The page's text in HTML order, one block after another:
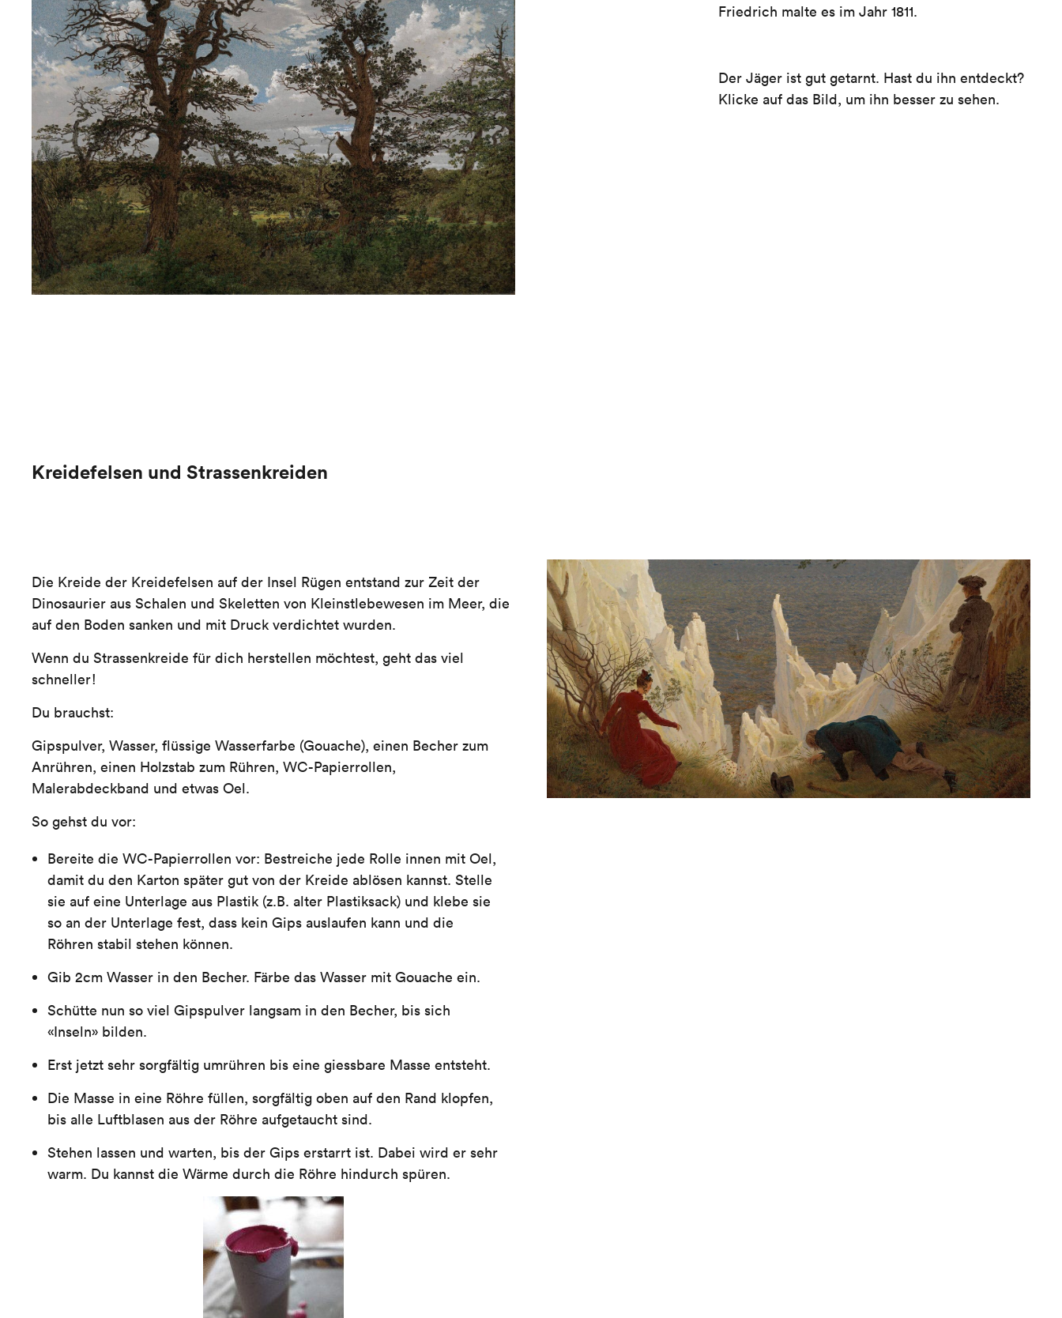
Friedrich malte es im Jahr 1811.
Der Jäger ist gut getarnt. Hast du ihn entdeckt?
Klicke auf das Bild, um ihn besser zu sehen.
Kreidefelsen und Strassenkreiden
Die Kreide der Kreidefelsen auf der Insel Rügen entstand zur Zeit der
Dinosaurier aus Schalen und Skeletten von Kleinstlebewesen im Meer, die
auf den Boden sanken und mit Druck verdichtet wurden.
Wenn du Strassenkreide für dich herstellen möchtest, geht das viel
schneller!
Du brauchst:
Gipspulver, Wasser, flüssige Wasserfarbe (Gouache), einen Becher zum
Anrühren, einen Holzstab zum Rühren, WC-Papierrollen,
Malerabdeckband und etwas Oel.
So gehst du vor:
Bereite die WC-Papierrollen vor: Bestreiche jede Rolle innen mit Oel,
damit du den Karton später gut von der Kreide ablösen kannst. Stelle
sie auf eine Unterlage aus Plastik (z.B. alter Plastiksack) und klebe sie
so an der Unterlage fest, dass kein Gips auslaufen kann und die
Röhren stabil stehen können.
Gib 2cm Wasser in den Becher. Färbe das Wasser mit Gouache ein.
Schütte nun so viel Gipspulver langsam in den Becher, bis sich
«Inseln» bilden.
Erst jetzt sehr sorgfältig umrühren bis eine giessbare Masse entsteht.
Die Masse in eine Röhre füllen, sorgfältig oben auf den Rand klopfen,
bis alle Luftblasen aus der Röhre aufgetaucht sind.
Stehen lassen und warten, bis der Gips erstarrt ist. Dabei wird er sehr
warm. Du kannst die Wärme durch die Röhre hindurch spüren.